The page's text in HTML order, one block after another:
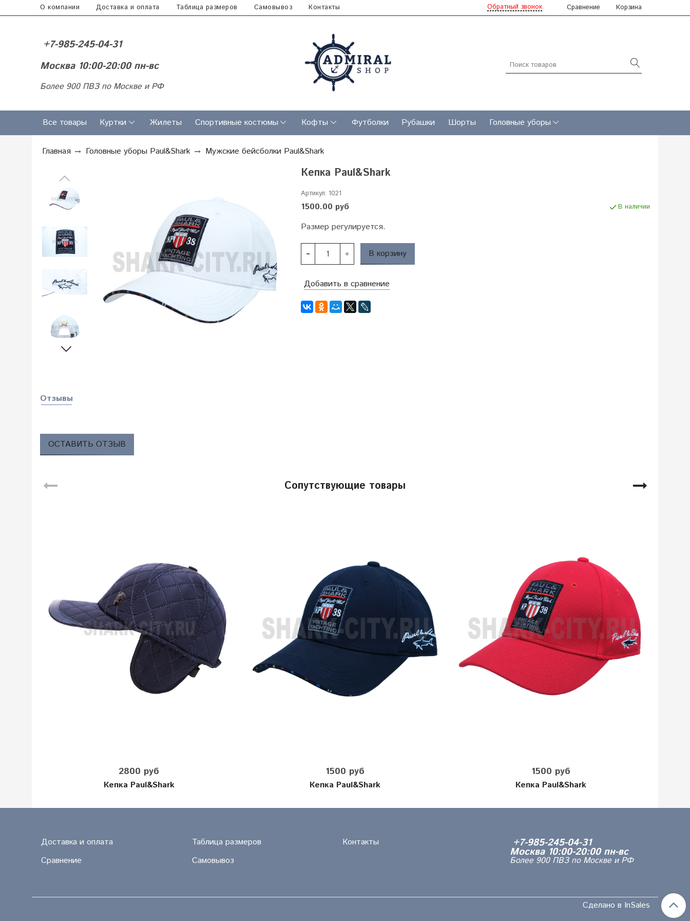
О компании Доставка и оплата Таблица размеров Самовывоз Контакты Обратный звонок Сравнение Корзина
+7-985-245-04-31
Москва 10:00-20:00 пн-вс
Более 900 ПВЗ по Москве и РФ
Все товары Куртки Жилеты Спортивные костюмы Кофты Футболки Рубашки Шорты Головные уборы
Главная Головные уборы Paul&Shark Мужские бейсболки Paul&Shark
Кепка Paul&Shark
Артикул: 1021
1500.00 руб В наличии
Размер регулируется.
В корзину
Добавить в сравнение
Отзывы
ОСТАВИТЬ ОТЗЫВ
Сопутствующие товары
2800 руб
Кепка Paul&Shark
1500 руб
Кепка Paul&Shark
1500 руб
Кепка Paul&Shark
Доставка и оплата Таблица размеров
Контакты
Сравнение
Самовывоз
+7-985-245-04-31
Москва 10:00-20:00 пн-вс
Более 900 ПВЗ по Москве и РФ
Сделано в InSales